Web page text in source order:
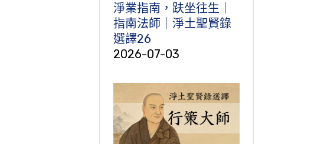
淨業指南，趺坐往生｜
指南法師｜淨土聖賢錄
選譯26
2026-07-03